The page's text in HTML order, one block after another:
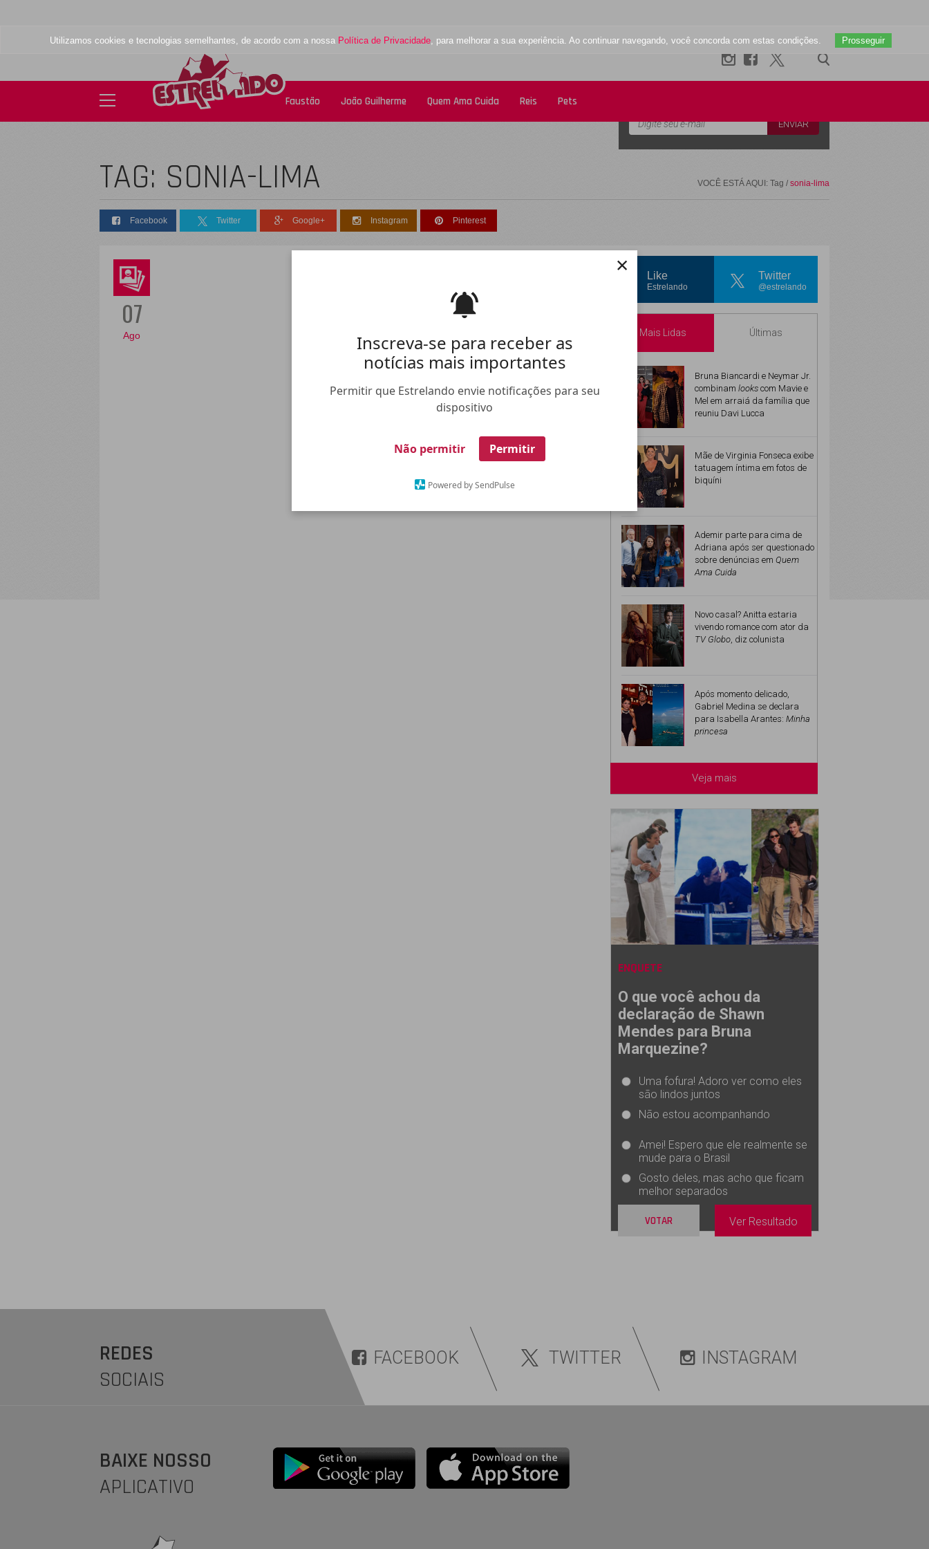
Inscreva-se para receber as
notícias mais importantes
Permitir que Estrelando envie notificações para seu
dispositivo
Não permitir Permitir
Powered by SendPulse
×
Utilizamos cookies e tecnologias semelhantes, de acordo com a nossa Política de Privacidade, para melhorar a sua experiência. Ao continuar navegando, você concorda com estas condições. Prosseguir
Faustão João Guilherme Quem Ama Cuida Reis Pets
TAG: SONIA-LIMA VOCÊ ESTÁ AQUI: Tag / sonia-lima
Facebook Twitter Google+ Instagram Pinterest
07
Ago
Like
Estrelando
Twitter
@estrelando
Mais Lidas Últimas
Bruna Biancardi e Neymar Jr.
combinam looks com Mavie e
Mel em arraiá da família que
reuniu Davi Lucca
Mãe de Virginia Fonseca exibe
tatuagem íntima em fotos de
biquíni
Ademir parte para cima de
Adriana após ser questionado
sobre denúncias em Quem
Ama Cuida
Novo casal? Anitta estaria
vivendo romance com ator da
TV Globo, diz colunista
Após momento delicado,
Gabriel Medina se declara
para Isabella Arantes: Minha
princesa
Veja mais
ENQUETE
O que você achou da
declaração de Shawn
Mendes para Bruna
Marquezine?
Uma fofura! Adoro ver como eles
são lindos juntos
Não estou acompanhando
Amei! Espero que ele realmente se
mude para o Brasil
Gosto deles, mas acho que ficam
melhor separados
VOTAR Ver Resultado
REDES
SOCIAIS
FACEBOOK TWITTER INSTAGRAM
BAIXE NOSSO
APLICATIVO